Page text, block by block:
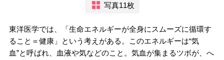
写真11枚
東洋医学では、「生命エネルギーが全身にスムーズに循環す
ること＝健康」という考えがある。このエネルギーは“気
血”と呼ばれ、血液や気などのこと。気血が集まるツボが、へ